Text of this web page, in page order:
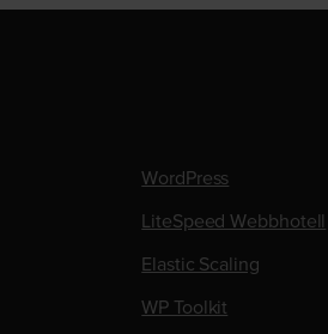
WordPress
LiteSpeed Webbhotell
Elastic Scaling
WP Toolkit